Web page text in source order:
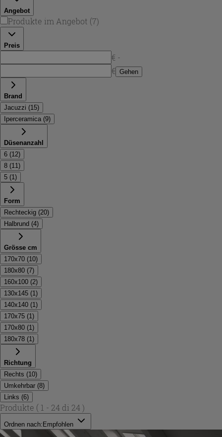
Angebot
Produkte im Angebot (7)
Preis
€ -
€ Gehen
Brand
Jacuzzi (15)
Iperceramica (9)
Düsenanzahl
6 (12)
8 (11 )
5 (1 )
Form
Rechteckig (20)
Halbrund (4)
Grösse cm
170x70 (10)
180x80 (7)
160x100 (2)
130x145 (1 )
140x140 (1 )
170x75 (1 )
170x80 (1 )
180x78 (1 )
Richtung
Rechts (10)
Umkehrbar (8)
Links (6)
Produkte ( 1 - 24 di 24 )
Ordnen nach: Empfohlen